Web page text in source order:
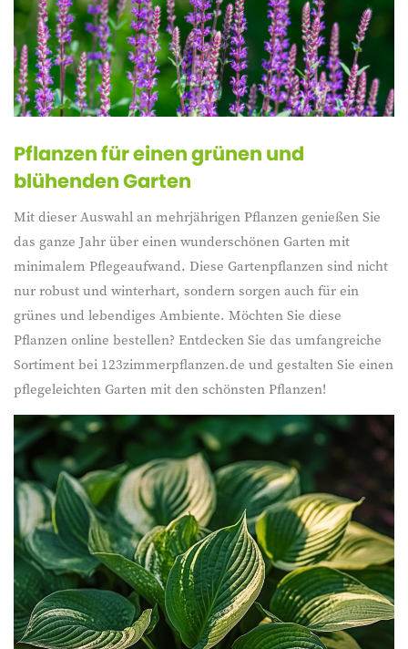
Pflanzen für einen grünen und
blühenden Garten
Mit dieser Auswahl an mehrjährigen Pflanzen genießen Sie
das ganze Jahr über einen wunderschönen Garten mit
minimalem Pflegeaufwand. Diese Gartenpflanzen sind nicht
nur robust und winterhart, sondern sorgen auch für ein
grünes und lebendiges Ambiente. Möchten Sie diese
Pflanzen online bestellen? Entdecken Sie das umfangreiche
Sortiment bei 123zimmerpflanzen.de und gestalten Sie einen
pflegeleichten Garten mit den schönsten Pflanzen!